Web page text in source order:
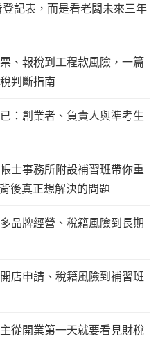
記表，而是看老闆未來三年
、報稅到工程款風險，一篇
判斷指南
：創業者、負責人與準考生
士事務所附設補習班帶你重
後真正想解決的問題
品牌經營、稅籍風險到長期
店申請、稅籍風險到補習班
從開業第一天就要看見財稅